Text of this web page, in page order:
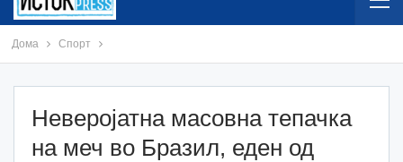
Дома Спорт
Неверојатна масовна тепачка
на меч во Бразил, еден од